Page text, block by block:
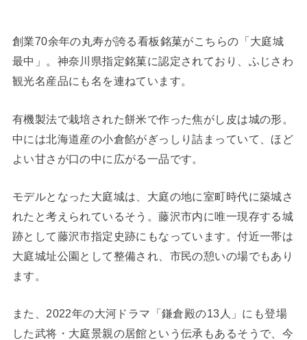
創業70余年の丸寿が誇る看板銘菓がこちらの「大庭城
最中」。神奈川県指定銘菓に認定されており、ふじさわ
観光名産品にも名を連ねています。
有機製法で栽培された餅米で作った焦がし皮は城の形。
中には北海道産の小倉餡がぎっしり詰まっていて、ほど
よい甘さが口の中に広がる一品です。
モデルとなった大庭城は、大庭の地に室町時代に築城さ
れたと考えられているそう。藤沢市内に唯一現存する城
跡として藤沢市指定史跡にもなっています。付近一帯は
大庭城址公園として整備され、市民の憩いの場でもあり
ます。
また、2022年の大河ドラマ「鎌倉殿の13人」にも登場
した武将・大庭景親の居館という伝承もあるそうで、今